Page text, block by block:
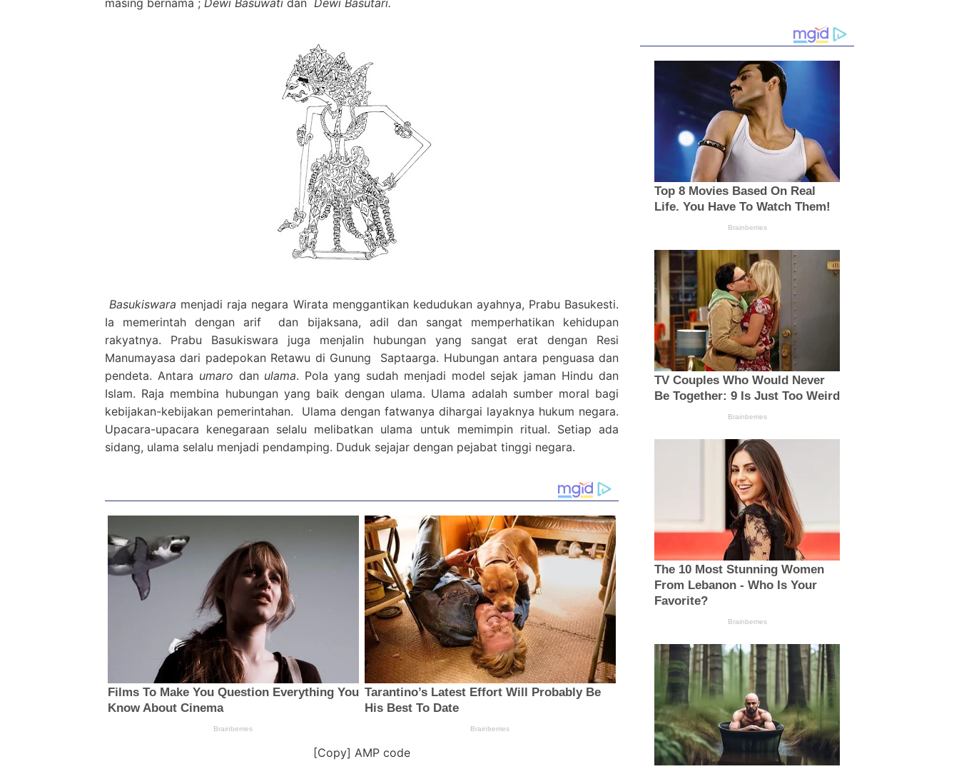
masing bernama ; Dewi Basuwati dan Dewi Basutari.
Basukiswara menjadi raja negara Wirata menggantikan kedudukan ayahnya, Prabu Basukesti.
Ia memerintah dengan arif dan bijaksana, adil dan sangat memperhatikan kehidupan
rakyatnya. Prabu Basukiswara juga menjalin hubungan yang sangat erat dengan Resi
Manumayasa dari padepokan Retawu di Gunung Saptaarga. Hubungan antara penguasa dan
pendeta. Antara umaro dan ulama. Pola yang sudah menjadi model sejak jaman Hindu dan
Islam. Raja membina hubungan yang baik dengan ulama. Ulama adalah sumber moral bagi
kebijakan-kebijakan pemerintahan. Ulama dengan fatwanya dihargai layaknya hukum negara.
Upacara-upacara kenegaraan selalu melibatkan ulama untuk memimpin ritual. Setiap ada
sidang, ulama selalu menjadi pendamping. Duduk sejajar dengan pejabat tinggi negara.
[Copy] AMP code